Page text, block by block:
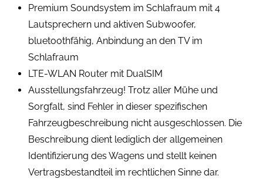
Premium Soundsystem im Schlafraum mit 4
Lautsprechern und aktiven Subwoofer,
bluetoothfähig, Anbindung an den TV im
Schlafraum
LTE-WLAN Router mit DualSIM
Ausstellungsfahrzeug! Trotz aller Mühe und
Sorgfalt, sind Fehler in dieser spezifischen
Fahrzeugbeschreibung nicht ausgeschlossen. Die
Beschreibung dient lediglich der allgemeinen
Identifizierung des Wagens und stellt keinen
Vertragsbestandteil im rechtlichen Sinne dar.